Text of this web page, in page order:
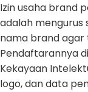
Izin usaha brand
adalah
nama brand agar
Pendaftarannya
Kekayaan
logo, dan data